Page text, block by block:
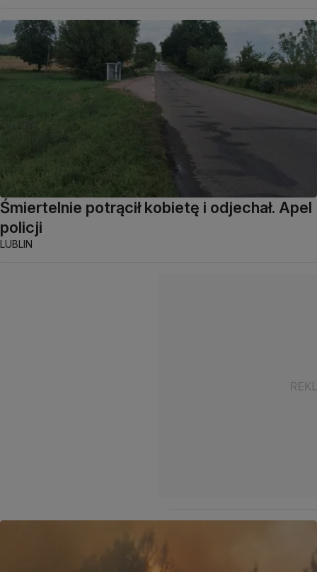
Śmiertelnie potrącił kobietę i odjechał. Apel
policji
LUBLIN